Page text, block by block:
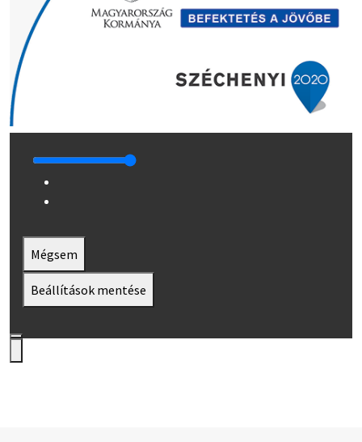
Mégsem
Beállítások mentése